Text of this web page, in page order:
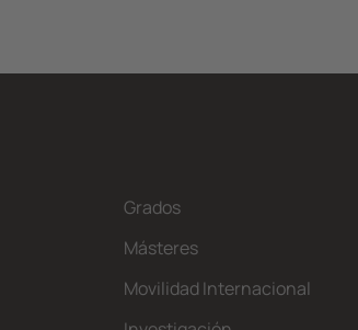
Grados
Másteres
Movilidad Internacional